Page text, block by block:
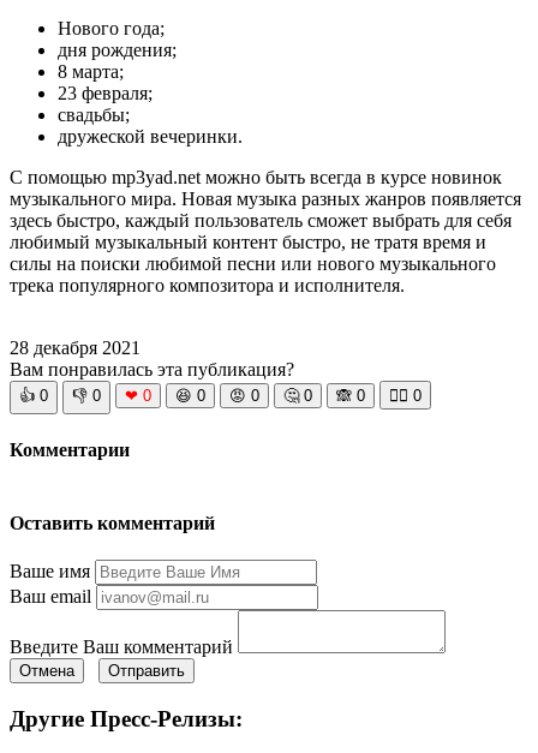
Нового года;
дня рождения;
8 марта;
23 февраля;
свадьбы;
дружеской вечеринки.
С помощью mp3yad.net можно быть всегда в курсе новинок
музыкального мира. Новая музыка разных жанров появляется
здесь быстро, каждый пользователь сможет выбрать для себя
любимый музыкальный контент быстро, не тратя время и
силы на поиски любимой песни или нового музыкального
трека популярного композитора и исполнителя.
28 декабря 2021
Вам понравилась эта публикация?
👍 0 👎 0 ❤ 0 😆 0 😡 0 🤔 0 🙈 0 🧘‍♀️ 0
Комментарии
Оставить комментарий
Ваше имя
Ваш email
Введите Ваш комментарий
Отмена Отправить
Другие Пресс-Релизы: